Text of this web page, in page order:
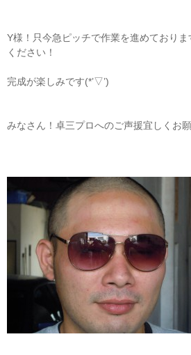
Y様！只今急ピッチで作業を進めており
ください！
完成が楽しみです(*’▽’)
みなさん！卓三プロへのご声援宜しくお